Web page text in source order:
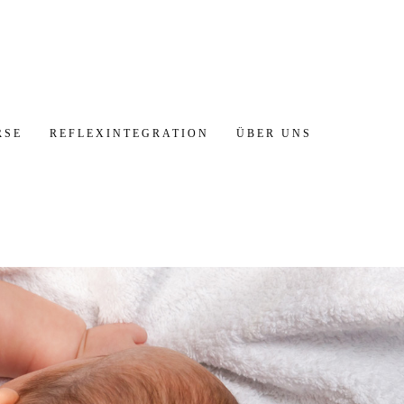
REFLEXINTEGRATION ÜBER UNS